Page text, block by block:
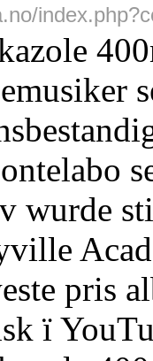
wurde
pris
ï